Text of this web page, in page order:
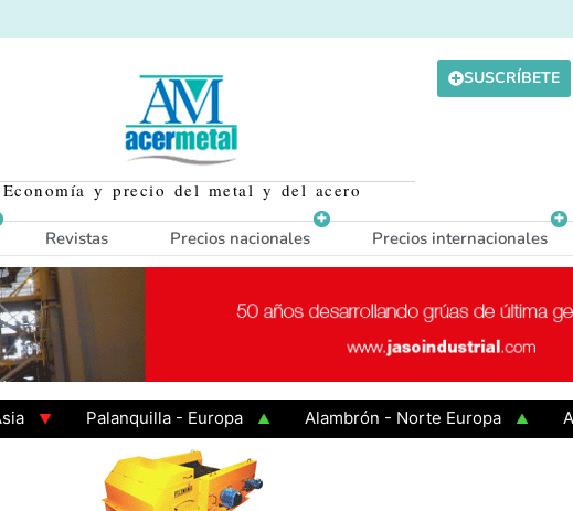
Economía y precio del metal y del acero
SUSCRÍBETE
Revistas Precios nacionales Precios internacionales
Palanquilla - Europa Alambrón - Norte Europa